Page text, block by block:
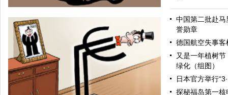
中国第二批赴
誉勋章
德国航空失事
又是一年植树
绿化（组图）
日本官方举行
探秘福岛第一